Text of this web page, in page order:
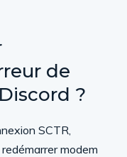
de
?
SCTR,
modem